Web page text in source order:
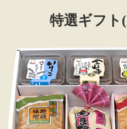
特選ギフト